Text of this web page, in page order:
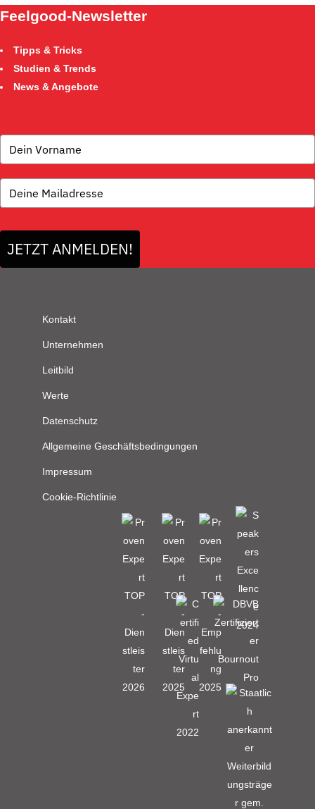
Feelgood-Newsletter
Tipps & Tricks
Studien & Trends
News & Angebote
JETZT ANMELDEN!
Kontakt
Unternehmen
Leitbild
Werte
Datenschutz
Allgemeine Geschäftsbedingungen
Impressum
Cookie-Richtlinie